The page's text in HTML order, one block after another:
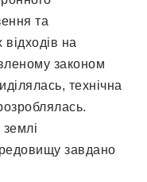
та
на
законом
технічна
завдано